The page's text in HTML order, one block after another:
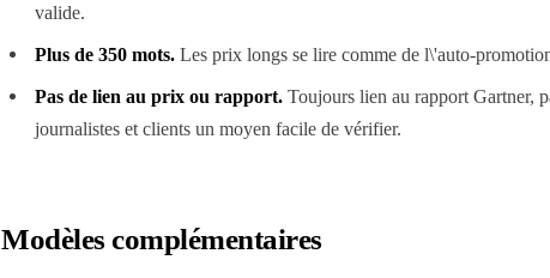
valide.
Plus de 350 mots. Les prix longs se lire comme de l\'auto-
Pas de lien au prix ou rapport. Toujours lien au rapport Gartner,
journalistes et clients un moyen facile de vérifier.
Modèles complémentaires